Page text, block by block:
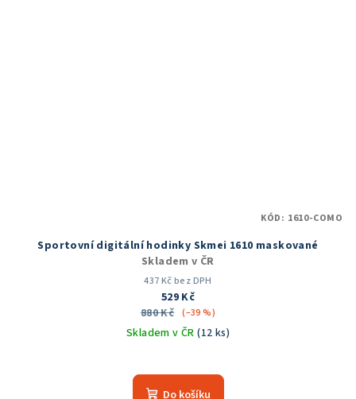
Sportovní digitální hodinky Skmei 1610 maskované
Skladem v ČR
437 Kč bez DPH
529 Kč
880 Kč (–39 %)
Skladem v ČR(12 ks)
hodnocení
produktu
Do košíku
KÓD: 1610-COMO